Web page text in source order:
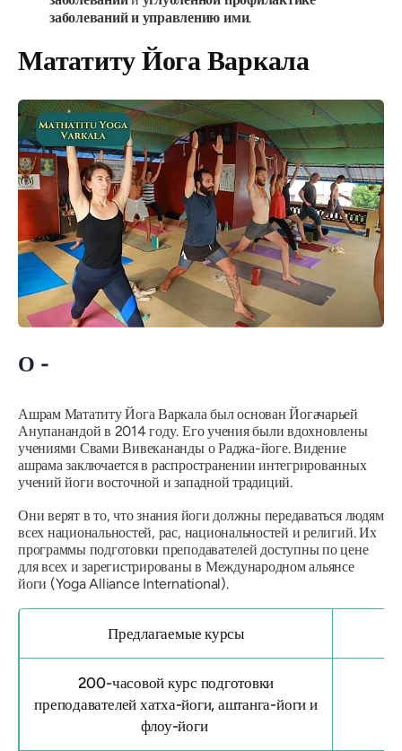
заболеваний и управлению ими.
Мататиту Йога Варкала
О -
Ашрам Мататиту Йога Варкала был основан Йогачарьей
Анупанандой в 2014 году. Его учения были вдохновлены
учениями Свами Вивекананды о Раджа-йоге. Видение
ашрама заключается в распространении интегрированных
учений йоги восточной и западной традиций.
Они верят в то, что знания йоги должны передаваться людям
всех национальностей, рас, национальностей и религий. Их
программы подготовки преподавателей доступны по цене
для всех и зарегистрированы в Международном альянсе
йоги (Yoga Alliance International).
Предлагаемые курсы
200-часовой курс подготовки
преподавателей хатха-йоги, аштанга-йоги и
флоу-йоги